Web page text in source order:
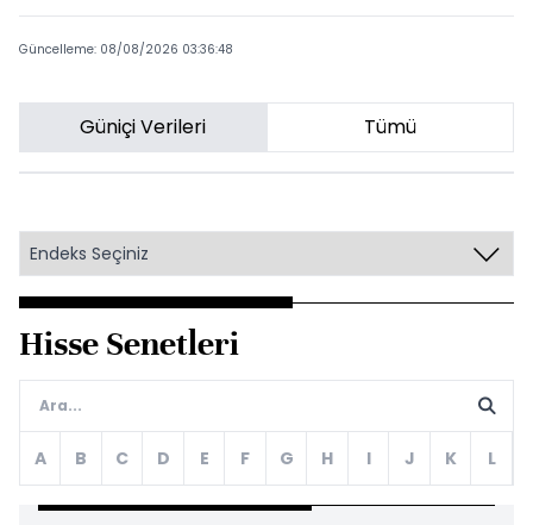
Güncelleme: 08/08/2026 03:36:48
Güniçi Verileri Tümü
Hisse Senetleri
A B C D E F G H I J K L